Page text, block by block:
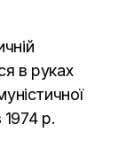
в руках
1974 р.